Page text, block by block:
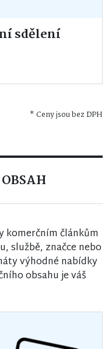
sdělení
* Ceny jsou bez DPH
komerčním článkům
službě, značce nebo
výhodné nabídky
obsahu je váš